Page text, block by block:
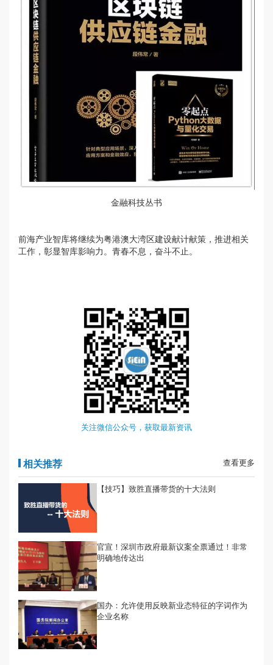
金融科技丛书
前海产业智库将继续为粤港澳大湾区建设献计献策，推进相关
工作，彰显智库影响力。青春不息，奋斗不止。
关注微信公众号，获取最新资讯
相关推荐 查看更多
【技巧】致胜直播带货的十大法则
官宣！深圳市政府最新议案全票通过！非常
明确地传达出
国办：允许使用反映新业态特征的字词作为
企业名称